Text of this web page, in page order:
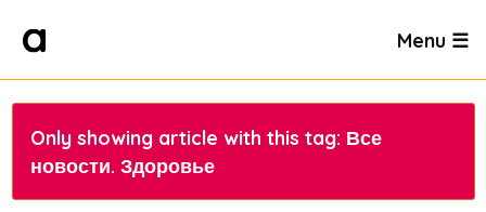
Menu ☰
Only showing article with this tag: Все
новости. Здоровье